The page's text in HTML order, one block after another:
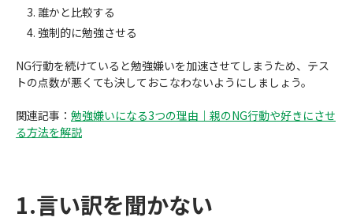
誰かと比較する
強制的に勉強させる
NG行動を続けていると勉強嫌いを加速させてしまうため、テス
トの点数が悪くても決しておこなわないようにしましょう。
関連記事： 勉強嫌いになる3つの理由｜親のNG行動や好きにさせ
る方法を解説
1.言い訳を聞かない